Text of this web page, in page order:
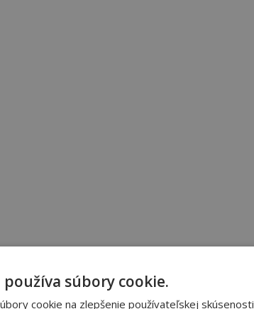
súbory cookie.
cookie na zlepšenie používateľskej